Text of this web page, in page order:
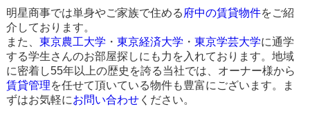
明星商事では単身やご家族で住める 府中の賃貸物件をご紹
介しております。
また、 東京農工大学 ・ 東京経済大学 ・ 東京学芸大学に通学
する学生さんのお部屋探しにも力を入れております。地域
に密着し55年以上の歴史を誇る当社では、オーナー様から
賃貸管理を任せて頂いている物件も豊富にございます。ま
ずはお気軽にお問い合わせください。